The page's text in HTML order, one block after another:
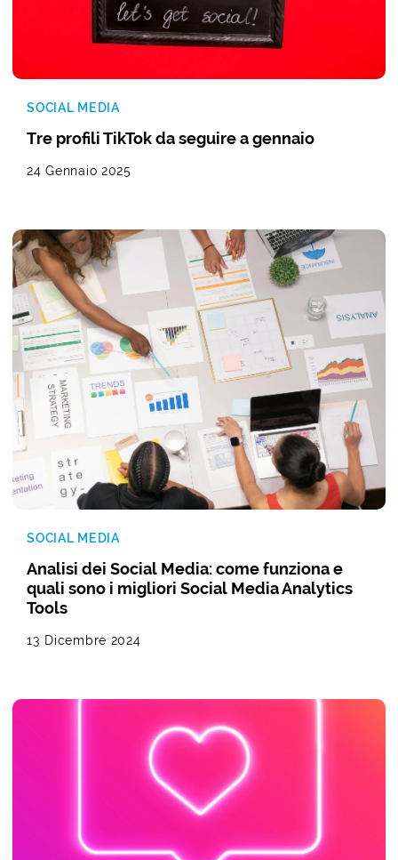
SOCIAL MEDIA
Tre profili TikTok da seguire a gennaio
24 Gennaio 2025
SOCIAL MEDIA
Analisi dei Social Media: come funziona e
quali sono i migliori Social Media Analytics
Tools
13 Dicembre 2024